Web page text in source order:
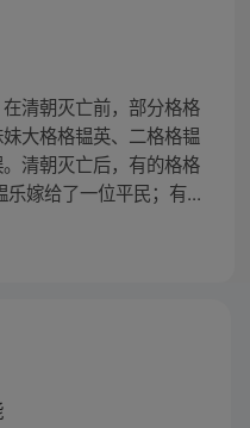
清朝灭亡前，部分格格
大格格韫英、二格格韫
清朝灭亡后，有的格格
乐嫁给了一位平民；有...